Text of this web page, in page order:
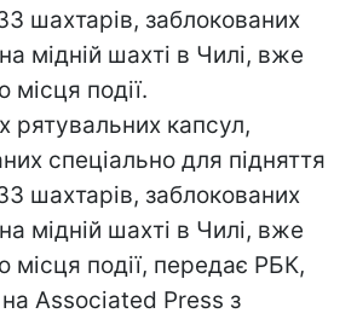
шахтарів, заблокованих
мідній шахті в Чилі, вже
місця події.
рятувальних капсул,
спеціально для підняття
шахтарів, заблокованих
мідній шахті в Чилі, вже
місця події, передає РБК,
Associated Press з